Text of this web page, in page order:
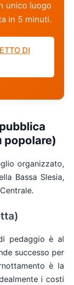
unico luogo
in 5 minuti.
DI
popolare)
organizzato,
Bassa Slesia,
pedaggio è al
successo per
è la
i costi